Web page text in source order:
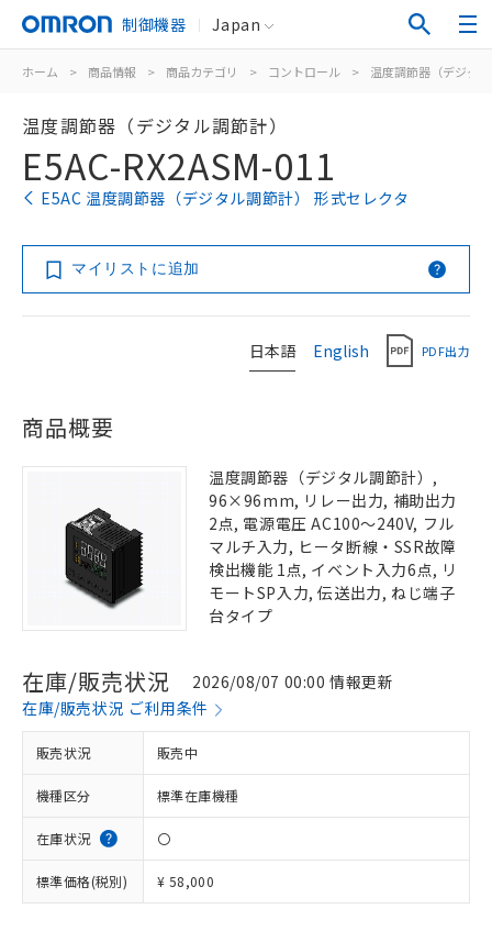
制御機器 Japan
ホーム > 商品情報 > 商品カテゴリ > コントロール > 温度調節器（デジタ
温度調節器（デジタル調節計）
E5AC-RX2ASM-011
E5AC 温度調節器（デジタル調節計） 形式セレクタ
マイリストに追加
日本語 English PDF出力
商品概要
温度調節器（デジタル調節計）,
96×96mm, リレー出力, 補助出力
2点, 電源電圧 AC100～240V, フル
マルチ入力, ヒータ断線・SSR故障
検出機能 1点, イベント入力6点, リ
モートSP入力, 伝送出力, ねじ端子
台タイプ
在庫/販売状況
2026/08/07 00:00 情報更新
在庫/販売状況 ご利用条件
販売状況 販売中
機種区分 標準在庫機種
在庫状況 〇
標準価格(税別) ¥ 58,000